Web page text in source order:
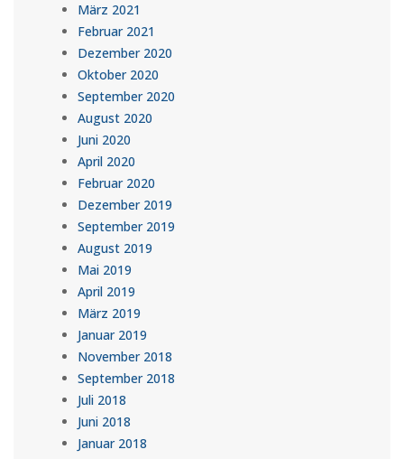
März 2021
Februar 2021
Dezember 2020
Oktober 2020
September 2020
August 2020
Juni 2020
April 2020
Februar 2020
Dezember 2019
September 2019
August 2019
Mai 2019
April 2019
März 2019
Januar 2019
November 2018
September 2018
Juli 2018
Juni 2018
Januar 2018